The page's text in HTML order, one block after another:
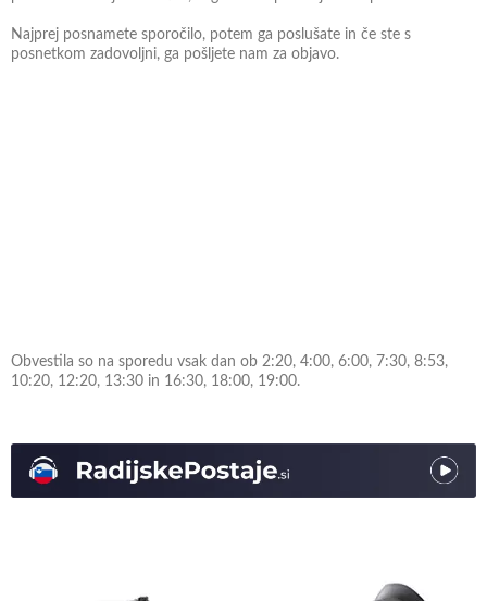
Najprej posnamete sporočilo, potem ga poslušate in če ste s
posnetkom zadovoljni, ga pošljete nam za objavo.
Obvestila so na sporedu vsak dan ob 2:20, 4:00, 6:00, 7:30, 8:53,
10:20, 12:20, 13:30 in 16:30, 18:00, 19:00.